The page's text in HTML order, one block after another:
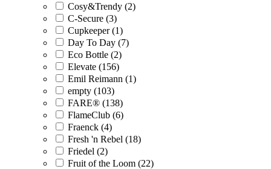
Cosy&Trendy (2)
C-Secure (3)
Cupkeeper (1)
Day To Day (7)
Eco Bottle (2)
Elevate (156)
Emil Reimann (1)
empty (103)
FARE® (138)
FlameClub (6)
Fraenck (4)
Fresh 'n Rebel (18)
Friedel (2)
Fruit of the Loom (22)